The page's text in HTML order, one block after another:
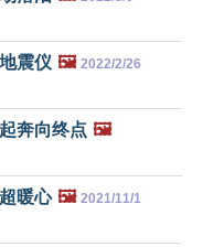
震仪 🖼️ 2022/2/26
奔向终点 🖼️
暖心 🖼️ 2021/11/1